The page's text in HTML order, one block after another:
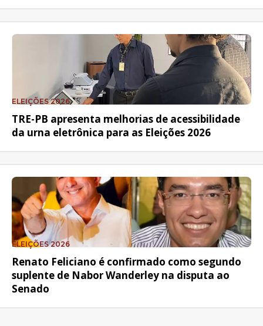
ELEIÇÕES 2026
TRE-PB apresenta melhorias de acessibilidade
da urna eletrônica para as Eleições 2026
ELEIÇÕES 2026
Renato Feliciano é confirmado como segundo
suplente de Nabor Wanderley na disputa ao
Senado